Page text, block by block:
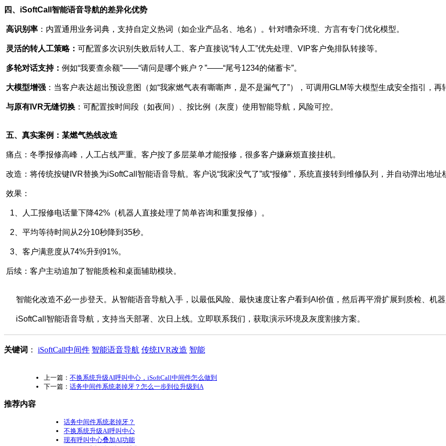
四、iSoftCall智能语音导航的差异化优势
高识别率 ：内置通用业务词典，支持自定义热词（如企业产品名、地名）。针对嘈杂环境、方言有专门优化模型。
灵活的转人工策略： 可配置多次识别失败后转人工、客户直接说“转人工”优先处理、VIP客户免排队转接等。
多轮对话支持： 例如“我要查余额”——“请问是哪个账户？”——“尾号1234的储蓄卡”。
大模型增强 ：当客户表达超出预设意图（如“我家燃气表有嘶嘶声，是不是漏气了”），可调用GLM等大模型生成安全指引，再
与原有IVR无缝切换 ：可配置按时间段（如夜间）、按比例（灰度）使用智能导航，风险可控。
五、真实案例：某燃气热线改造
痛点：冬季报修高峰，人工占线严重。客户按了多层菜单才能报修，很多客户嫌麻烦直接挂机。
改造：将传统按键IVR替换为iSoftCall智能语音导航。客户说“我家没气了”或“报修”，系统直接转到维修队列，并自动弹出地址
效果：
1、人工报修电话量下降42%（机器人直接处理了简单咨询和重复报修）。
2、平均等待时间从2分10秒降到35秒。
3、客户满意度从74%升到91%。
后续：客户主动追加了智能质检和桌面辅助模块。
智能化改造不必一步登天。从智能语音导航入手，以最低风险、最快速度让客户看到AI价值，然后再平滑扩展到质检、机
iSoftCall智能语音导航，支持当天部署、次日上线。立即联系我们，获取演示环境及灰度割接方案。
关键词 ： iSoftCall中间件 智能语音导航 传统IVR改造 智能
上一篇： 不换系统升级AI呼叫中心，iSoftCall中间件怎么做到
下一篇： 话务中间件系统老掉牙？怎么一步到位升级到A
推荐内容
话务中间件系统老掉牙？
不换系统升级AI呼叫中心
现有呼叫中心叠加AI功能